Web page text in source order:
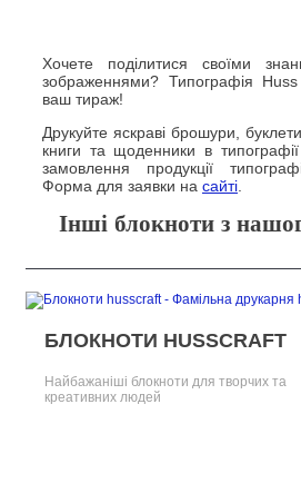
Хочете поділитися своїми
зображеннями? Типографія
ваш тираж!
Друкуйте яскраві брошури,
книги та щоденники в
замовлення продукції
Форма для заявки на сайті
Інші блокноти з
БЛОКНОТИ HUSSCRAFT
Найбажаніші блокноти для творчих та
креативних людей